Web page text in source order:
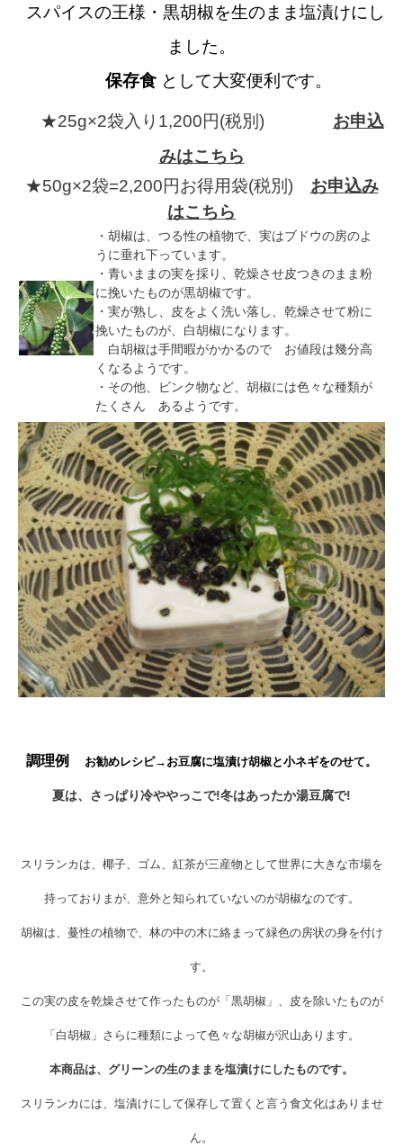
スパイスの王様・黒胡椒を生のまま塩漬けにし
ました。
保存食 として大変便利です。
★25g×2袋入り1,200円(税別) お申込
みはこちら
★50g×2袋=2,200円お得用袋(税別)
お申込み
はこちら
・胡椒は、つる性の植物で、実はブドウの房のよ
うに垂れ下っています。
・青いままの実を採り、乾燥させ皮つきのまま粉
に挽いたものが黒胡椒です。
・実が熟し、皮をよく洗い落し、乾燥させて粉に
挽いたものが、白胡椒になります。
白胡椒は手間暇がかかるので お値段は幾分高
くなるようです。
・その他、ビンク物など、胡椒には色々な種類が
たくさん あるようです。
調理例 お勧めレシピ→お豆腐に塩漬け胡椒と小ネギをのせて。
夏は、さっぱり冷ややっこで!冬はあったか湯豆腐で!
スリランカは、椰子、ゴム、紅茶が三産物として世界に大きな市場を
持っておりまが、意外と知られていないのが胡椒なのです。
胡椒は、蔓性の植物で、林の中の木に絡まって緑色の房状の身を付け
す。
この実の皮を乾燥させて作ったものが「黒胡椒」、皮を除いたものが
「白胡椒」さらに種類によって色々な胡椒が沢山あります。
本商品は、グリーンの生のままを塩漬けにしたものです。
スリランカには、塩漬けにして保存して置くと言う食文化はありませ
ん。